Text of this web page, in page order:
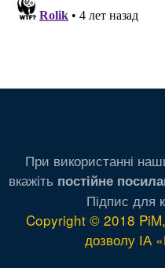
При використанні
вкажіть постійне
Підпис для
Copyright © 2018
дозволу ІА